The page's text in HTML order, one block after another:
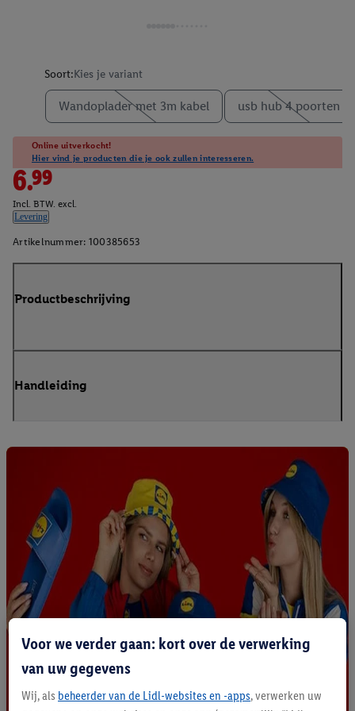
Soort:Kies je variant
Wandoplader met 3m kabel usb hub 4 poorten
Online uitverkocht!
Hier vind je producten die je ook zullen interesseren.
6.99
Incl. BTW. excl.
Levering
Artikelnummer: 100385653
Productbeschrijving
Handleiding
Voor we verder gaan: kort over de verwerking
van uw gegevens
Wij, als beheerder van de Lidl-websites en -apps, verwerken uw